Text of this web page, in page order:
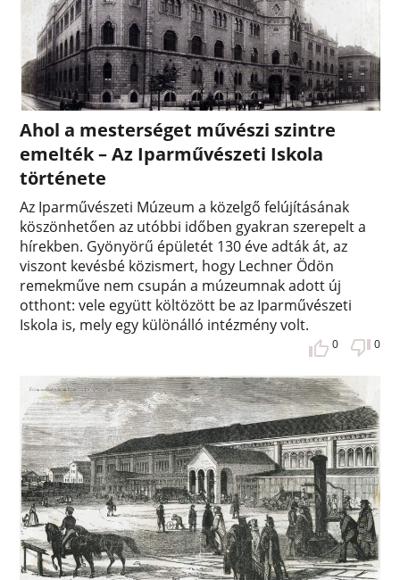
Ahol a mesterséget művészi szintre
emelték – Az Iparművészeti Iskola
története
Az Iparművészeti Múzeum a közelgő felújításának
köszönhetően az utóbbi időben gyakran szerepelt a
hírekben. Gyönyörű épületét 130 éve adták át, az
viszont kevésbé közismert, hogy Lechner Ödön
remekműve nem csupán a múzeumnak adott új
otthont: vele együtt költözött be az Iparművészeti
Iskola is, mely egy különálló intézmény volt.
0 0